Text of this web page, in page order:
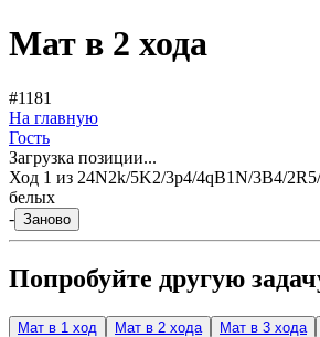
Мат в 2 хода
#1181
На главную
Гость
Загрузка позиции...
Ход 1 из 24N2k/5K2/3p4/4qB1N/3B4/
белых
- Заново
Попробуйте другую
Мат в 1 ход Мат в 2 хода Мат в 3 хода